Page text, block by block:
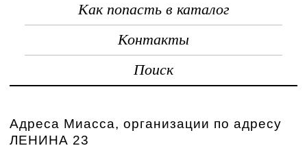
Как попасть в каталог
Контакты
Поиск
Адреса Миасса, организации по адресу
ЛЕНИНА 23